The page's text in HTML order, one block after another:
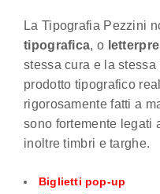
La Tipografia Pezzini
tipografica, o
stessa cura e la
prodotto tipografico
rigorosamente fatti a
sono fortemente legati
inoltre timbri e targhe.
Biglietti pop-up